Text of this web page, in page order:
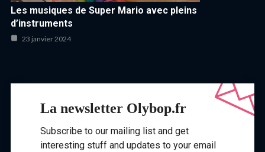
Les musiques de Super Mario avec pleins
d’instruments
23 janvier 2024
La newsletter Olybop.fr
Subscribe to our mailing list and get
interesting stuff and updates to your email